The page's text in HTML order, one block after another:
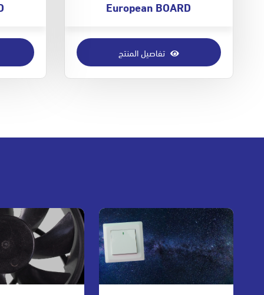
European BOARD
تفاصيل المنتج